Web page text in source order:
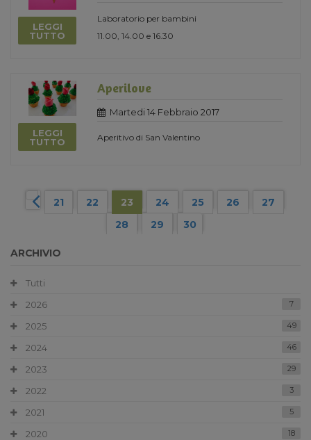
LEGGI
TUTTO
Laboratorio per bambini
11.00, 14.00 e 16.30
LEGGI
TUTTO
Aperilove
Martedi 14 Febbraio 2017
Aperitivo di San Valentino
21 22 23 24 25 26
27
28
29 30
ARCHIVIO
Tutti
2026
7
2025 49
2024 46
2023 29
2022 3
2021 5
2020 18